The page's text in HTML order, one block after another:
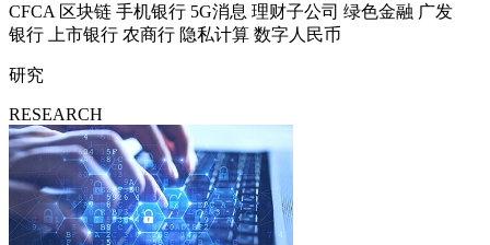
CFCA 区块链 手机银行 5G消息 理财子公司 绿色金融 广发
银行
上市银行 农商行 隐私计算 数字人民币
研究
RESEARCH